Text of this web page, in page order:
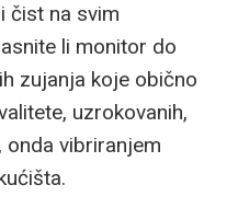
čist na svim
li monitor do
zujanja koje obično
uzrokovanih,
onda vibriranjem